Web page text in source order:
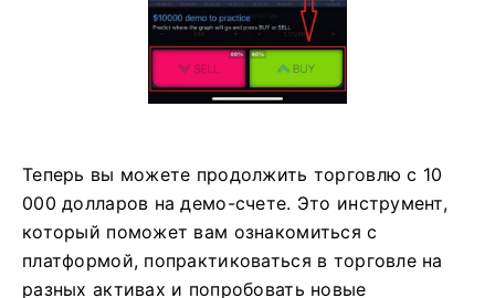
Теперь вы можете продолжить торговлю с 10
000 долларов на демо-счете. Это инструмент,
который поможет вам ознакомиться с
платформой, попрактиковаться в торговле на
разных активах и попробовать новые